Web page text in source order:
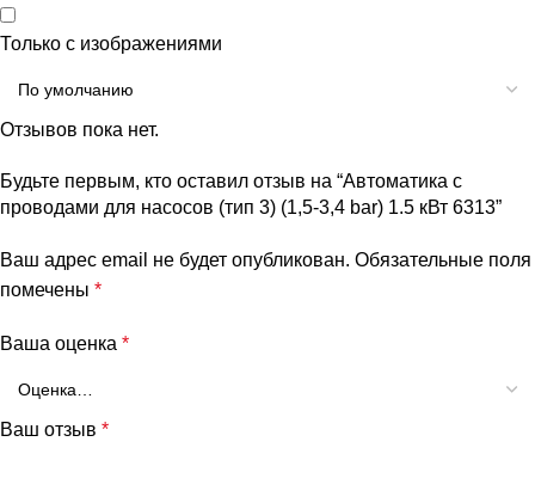
Только с изображениями
Отзывов пока нет.
Будьте первым, кто оставил отзыв на “Автоматика с
проводами для насосов (тип 3) (1,5-3,4 bar) 1.5 кВт 6313”
Ваш адрес email не будет опубликован. Обязательные поля
помечены *
Ваша оценка *
Ваш отзыв *